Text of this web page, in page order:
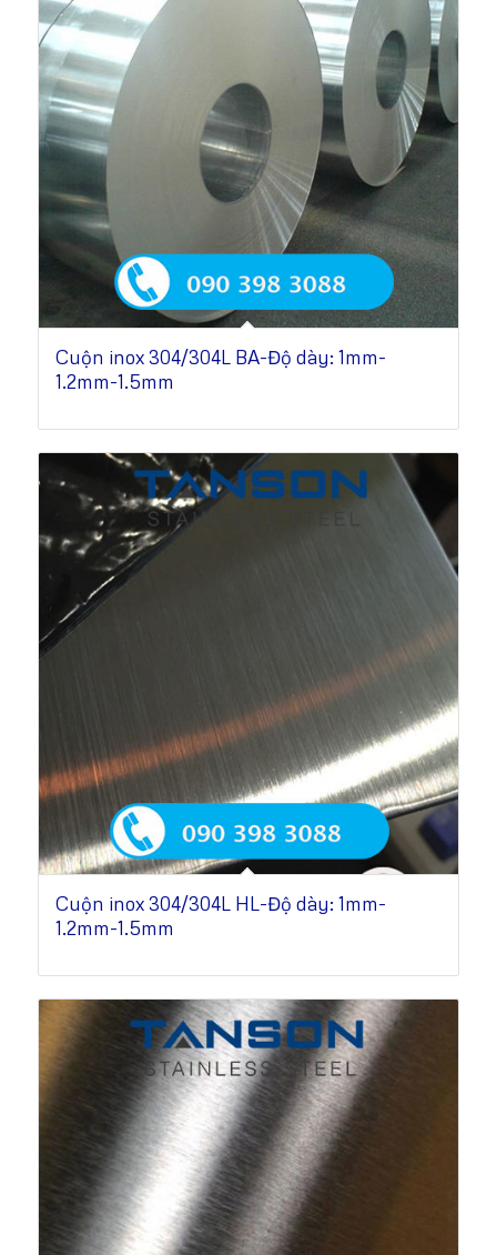
Cuộn inox 304/304L BA-Độ dày: 1mm-
1.2mm-1.5mm
Cuộn inox 304/304L HL-Độ dày: 1mm-
1.2mm-1.5mm